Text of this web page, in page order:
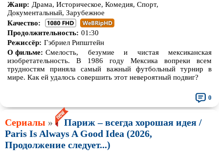
Жанр: Драма, Историческое, Комедия, Спорт,
Документальный, Зарубежное
Качество:
Продолжительность: 01:30
Режиссёр: Гэбриел Рипштейн
О фильме: Смелость, безумие и чистая мексиканская
изобретательность. В 1986 году Мексика вопреки всем
трудностям приняла самый важный футбольный турнир в
мире. Как ей удалось совершить этот невероятный подвиг?
0
Сериалы »
Париж – всегда хорошая идея /
Paris Is Always A Good Idea (2026,
Продолжение следует...)